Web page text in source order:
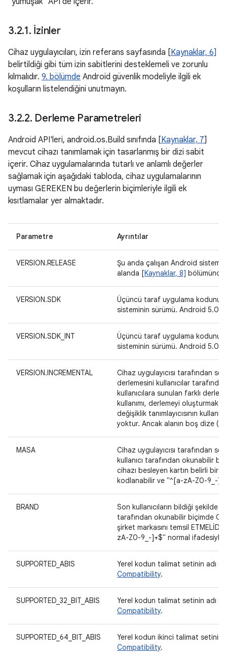
3.2.1. İzinler
Cihaz uygulayıcıları, izin referans sayfasında [Kaynaklar, 6]
belirtildiği gibi tüm izin sabitlerini desteklemeli ve zorunlu
kılmalıdır. 9. bölümde Android güvenlik modeliyle ilgili ek
koşulların listelendiğini unutmayın.
3.2.2. Derleme Parametreleri
Android API'leri, android.os.Build sınıfında [Kaynaklar, 7]
mevcut cihazı tanımlamak için tasarlanmış bir dizi sabit
içerir. Cihaz uygulamalarında tutarlı ve anlamlı değerler
sağlamak için aşağıdaki tabloda, cihaz uygulamalarının
uyması GEREKEN bu değerlerin biçimleriyle ilgili ek
kısıtlamalar yer almaktadır.
Parametre Ayrıntılar
VERSION.RELEASE
Şu anda çalışan Android
alanda [Kaynaklar, 8] bölümünde
VERSION.SDK
Üçüncü taraf uygulama
sisteminin sürümü. Android 5.0
VERSION.SDK_INT
Üçüncü taraf uygulama
sisteminin sürümü. Android 5.0
VERSION.INCREMENTAL
Cihaz uygulayıcısı tarafından
derlemesini kullanıcılar
kullanıcılara sunulan farklı
kullanımı, derlemeyi oluşturmak
değişiklik tanımlayıcısının
yoktur. Ancak alanın boş dize
MASA
Cihaz uygulayıcısı tarafından
kullanıcı tarafından okunabilir
cihazı besleyen kartın belirli bir
kodlanabilir ve "^[a-zA-Z0-9_-
BRAND
Son kullanıcıların bildiği şekilde
tarafından okunabilir biçimde
şirket markasını temsil
zA-Z0-9_-]+$" normal ifadesiyle
SUPPORTED_ABIS
Yerel kodun talimat setinin adı
Compatibility.
SUPPORTED_32_BIT_ABIS
Yerel kodun talimat setinin adı
Compatibility.
SUPPORTED_64_BIT_ABIS
Yerel kodun ikinci talimat setinin
Compatibility.